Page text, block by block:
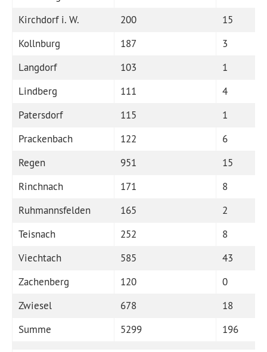
Kirchdorf i. W.
200
15
Kollnburg
187
3
Langdorf
103
1
Lindberg
111
4
Patersdorf
115
1
Prackenbach
122
6
Regen
951
15
Rinchnach
171
8
Ruhmannsfelden
165
2
Teisnach
252
8
Viechtach
585
43
Zachenberg
120
0
Zwiesel
678
18
Summe
5299 196